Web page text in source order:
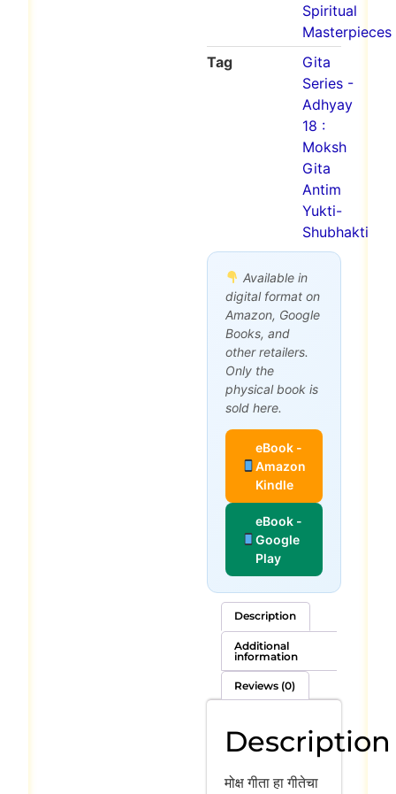
Spiritual
Masterpieces
Tag
Gita
Series -
Adhyay
18 :
Moksh
Gita
Antim
Yukti-
Shubhakti
Available in
digital format on
Amazon, Google
Books, and
other retailers.
Only the
physical book is
sold here.
eBook -
Amazon
Kindle
eBook -
Google
Play
Description
Additional
information
Reviews (0)
Description
मोक्ष गीता हा गीतेचा